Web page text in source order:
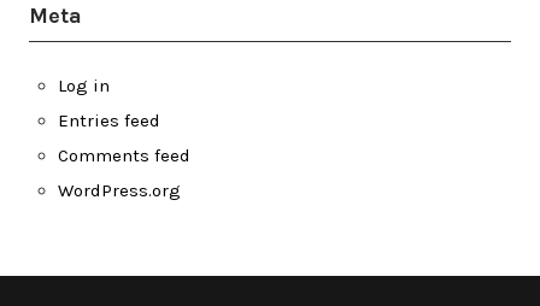
Meta
Log in
Entries feed
Comments feed
WordPress.org